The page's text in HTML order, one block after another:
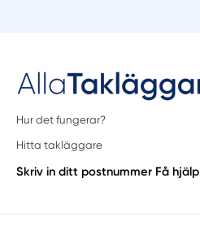
Hur det fungerar?
Hitta takläggare
Skriv in ditt postnummer Få hjälp